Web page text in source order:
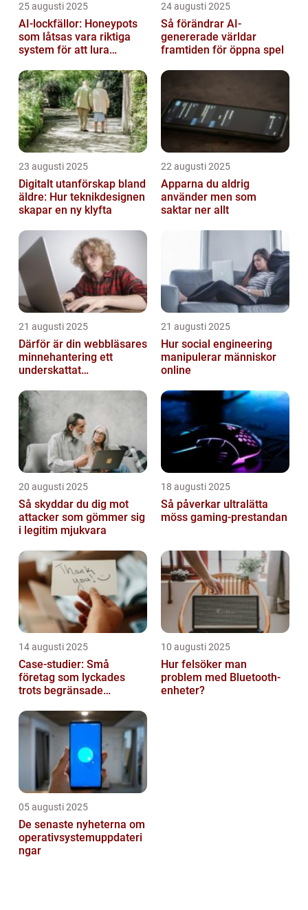
25 augusti 2025
AI-lockfällor: Honeypots
som låtsas vara riktiga
system för att lura
24 augusti 2025
Så förändrar AI-
genererade världar
framtiden för öppna spel
23 augusti 2025
Digitalt utanförskap bland
äldre: Hur teknikdesignen
skapar en ny klyfta
22 augusti 2025
Apparna du aldrig
använder men som
saktar ner allt
21 augusti 2025
Därför är din webbläsares
minnehantering ett
underskattat
21 augusti 2025
Hur social engineering
manipulerar människor
online
20 augusti 2025
Så skyddar du dig mot
attacker som gömmer sig
i legitim mjukvara
18 augusti 2025
Så påverkar ultralätta
möss gaming-prestandan
14 augusti 2025
Case-studier: Små
företag som lyckades
trots begränsade
10 augusti 2025
Hur felsöker man
problem med Bluetooth-
enheter?
05 augusti 2025
De senaste nyheterna om
operativsystemuppdateri
ngar